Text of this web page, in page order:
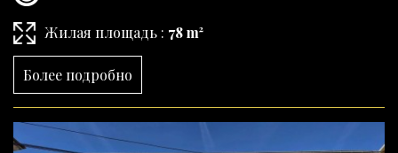
Жилая площадь : 78 m²
Более подробно